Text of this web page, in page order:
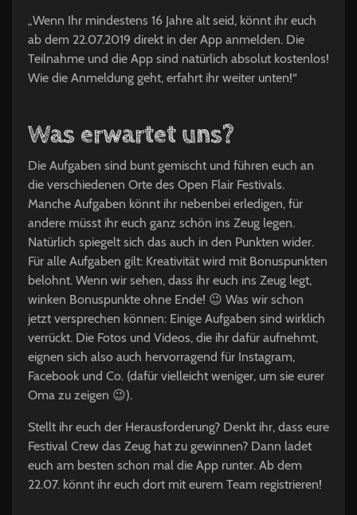
„Wenn Ihr mindestens 16 Jahre alt seid, könnt ihr euch
ab dem 22.07.2019 direkt in der App anmelden. Die
Teilnahme und die App sind natürlich absolut kostenlos!
Wie die Anmeldung geht, erfahrt ihr weiter unten!“
Was erwartet uns?
Die Aufgaben sind bunt gemischt und führen euch an
die verschiedenen Orte des Open Flair Festivals.
Manche Aufgaben könnt ihr nebenbei erledigen, für
andere müsst ihr euch ganz schön ins Zeug legen.
Natürlich spiegelt sich das auch in den Punkten wider.
Für alle Aufgaben gilt: Kreativität wird mit Bonuspunkten
belohnt. Wenn wir sehen, dass ihr euch ins Zeug legt,
winken Bonuspunkte ohne Ende! 😉 Was wir schon
jetzt versprechen können: Einige Aufgaben sind wirklich
verrückt. Die Fotos und Videos, die ihr dafür aufnehmt,
eignen sich also auch hervorragend für Instagram,
Facebook und Co. (dafür vielleicht weniger, um sie eurer
Oma zu zeigen 😉).
Stellt ihr euch der Herausforderung? Denkt ihr, dass eure
Festival Crew das Zeug hat zu gewinnen? Dann ladet
euch am besten schon mal die App runter. Ab dem
22.07. könnt ihr euch dort mit eurem Team registrieren!